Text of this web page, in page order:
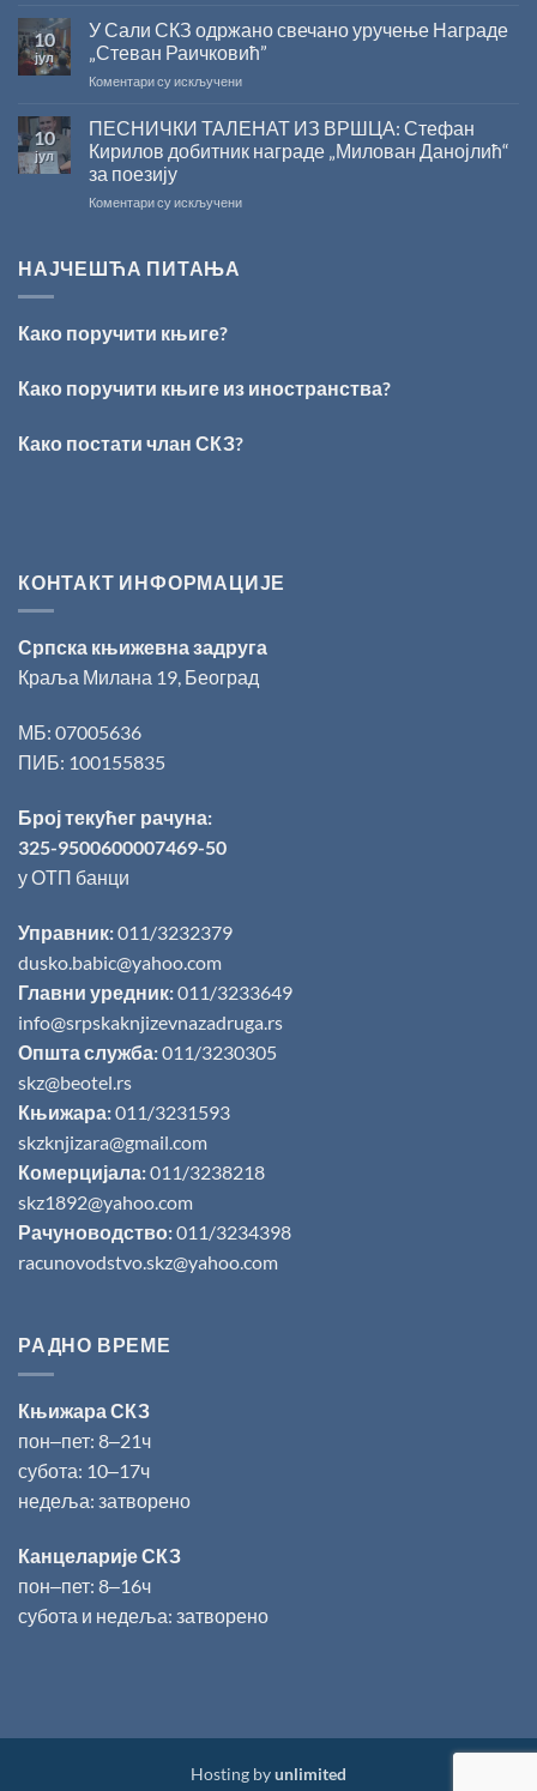
на
српском
језику
2026.
ГОДИНУ
СНИЖЕЊЕ
10
јул
У Сали СКЗ одржано свечано уручење Награде
„Стеван Раичковић”
Коментари су искљученина
Сали
СКЗ
одржано
уручење
10
јул
ПЕСНИЧКИ ТАЛЕНАТ ИЗ ВРШЦА: Стефан
Кирилов добитник награде „Милован Данојлић“
за поезију
Коментари су искљученина
„Милован
поезију
НАЈЧЕШЋА ПИТАЊА
Како поручити књиге?
Како поручити књиге из иностранства?
Како постати члан СКЗ?
КОНТАКТ ИНФОРМАЦИЈЕ
Српска књижевна задруга
Краља Милана 19, Београд
МБ: 07005636
ПИБ: 100155835
Број текућег рачуна:
325-9500600007469-50
у ОТП банци
Управник:011/3232379
dusko.babic@yahoo.com
Главни уредник:011/3233649
info@srpskaknjizevnazadruga.rs
Општа служба:011/3230305
skz@beotel.rs
Књижара:011/3231593
skzknjizara@gmail.com
Комерцијала:011/3238218
skz1892@yahoo.com
Рачуноводство:011/3234398
racunovodstvo.skz@yahoo.com
РАДНО ВРЕМЕ
Књижара СКЗ
пон‒пет: 8‒21ч
субота: 10‒17ч
недеља: затворено
Канцеларије СКЗ
пон‒пет: 8‒16ч
субота и недеља: затворено
Hosting byunlimited